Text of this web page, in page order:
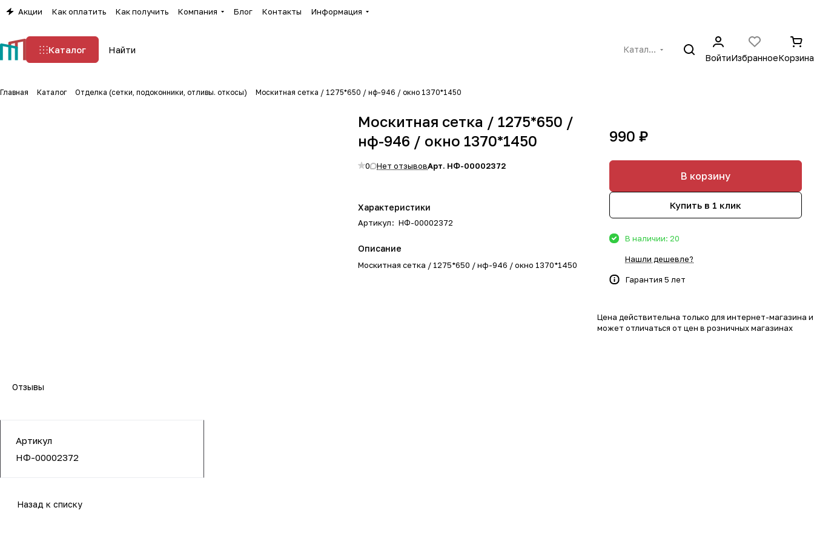
Акции Как оплатить Как получить Компания Блог Контакты Информация
Каталог
Каталог
ВойтиИзбранноеКорзина
Главная Каталог Отделка (сетки, подоконники, отливы. откосы) Москитная сетка / 1275*650 / нф-946 / окно 1370*1450
Москитная сетка / 1275*650 /
нф-946 / окно 1370*1450
0 Нет отзывовАрт. НФ-00002372
Характеристики
Артикул: НФ-00002372
Описание
Москитная сетка / 1275*650 / нф-946 / окно 1370*1450
990 ₽
В корзину
Купить в 1 клик
В наличии: 20
Нашли дешевле?
Гарантия 5 лет
Цена действительна только для интернет-магазина и
может отличаться от цен в розничных магазинах
Отзывы
Артикул
НФ-00002372
Назад к списку